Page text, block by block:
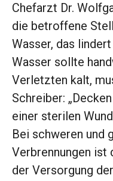
Chefarzt Dr.
die betroffene
Wasser, das
Wasser sollte
Verletzten kalt,
Schreiber:
einer sterilen
Bei schweren und
Verbrennungen ist
der Versorgung